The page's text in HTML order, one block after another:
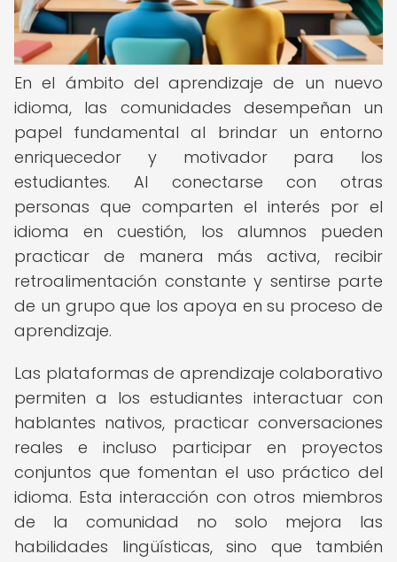
En el ámbito del aprendizaje de un nuevo
idioma, las comunidades desempeñan un
papel fundamental al brindar un entorno
enriquecedor y motivador para los
estudiantes. Al conectarse con otras
personas que comparten el interés por el
idioma en cuestión, los alumnos pueden
practicar de manera más activa, recibir
retroalimentación constante y sentirse parte
de un grupo que los apoya en su proceso de
aprendizaje.
Las plataformas de aprendizaje colaborativo
permiten a los estudiantes interactuar con
hablantes nativos, practicar conversaciones
reales e incluso participar en proyectos
conjuntos que fomentan el uso práctico del
idioma. Esta interacción con otros miembros
de la comunidad no solo mejora las
habilidades lingüísticas, sino que también